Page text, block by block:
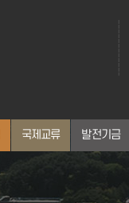
국제교류 발전기금